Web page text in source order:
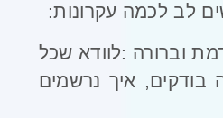
לב לכמה עקרונות:
וברורה :לוודא שכל
בודקים, איך נרשמים